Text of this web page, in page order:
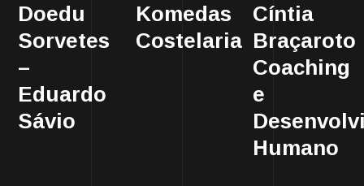
Doedu
Sorvetes
–
Eduardo
Sávio
Komedas
Costelaria
Cíntia
Braçaroto
Coaching
e
Humano